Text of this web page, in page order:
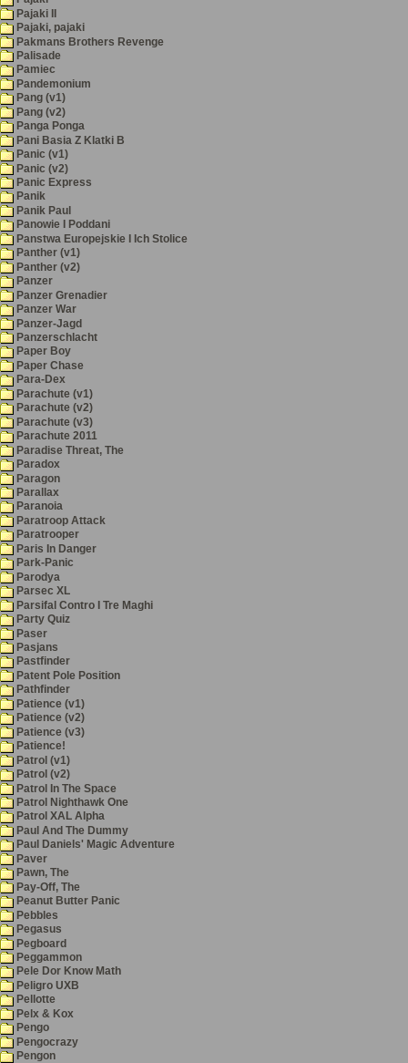
Pajaki II
Pajaki, pajaki
Pakmans Brothers Revenge
Palisade
Pamiec
Pandemonium
Pang (v1)
Pang (v2)
Panga Ponga
Pani Basia Z Klatki B
Panic (v1)
Panic (v2)
Panic Express
Panik
Panik Paul
Panowie I Poddani
Panstwa Europejskie I Ich Stolice
Panther (v1)
Panther (v2)
Panzer
Panzer Grenadier
Panzer War
Panzer-Jagd
Panzerschlacht
Paper Boy
Paper Chase
Para-Dex
Parachute (v1)
Parachute (v2)
Parachute (v3)
Parachute 2011
Paradise Threat, The
Paradox
Paragon
Parallax
Paranoia
Paratroop Attack
Paratrooper
Paris In Danger
Park-Panic
Parodya
Parsec XL
Parsifal Contro I Tre Maghi
Party Quiz
Paser
Pasjans
Pastfinder
Patent Pole Position
Pathfinder
Patience (v1)
Patience (v2)
Patience (v3)
Patience!
Patrol (v1)
Patrol (v2)
Patrol In The Space
Patrol Nighthawk One
Patrol XAL Alpha
Paul And The Dummy
Paul Daniels' Magic Adventure
Paver
Pawn, The
Pay-Off, The
Peanut Butter Panic
Pebbles
Pegasus
Pegboard
Peggammon
Pele Dor Know Math
Peligro UXB
Pellotte
Pelx & Kox
Pengo
Pengocrazy
Pengon